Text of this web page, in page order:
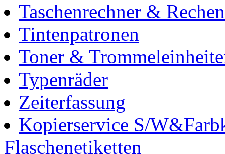
Taschenrechner &
Tintenpatronen
Toner &
Typenräder
Zeiterfassung
Kopierservice S/
Flaschenetiketten